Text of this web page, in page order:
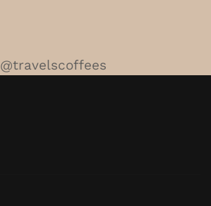
@travelscoffees